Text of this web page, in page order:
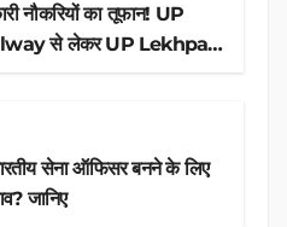
नौकरियों का तूफान! UP
से लेकर UP Lekhpal
सेना ऑफिसर बनने के लिए
जानिए